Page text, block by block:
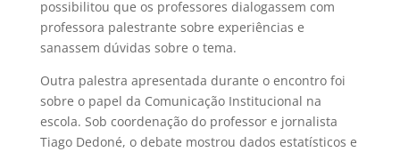
possibilitou que os professores dialogassem com
professora palestrante sobre experiências e
sanassem dúvidas sobre o tema.
Outra palestra apresentada durante o encontro foi
sobre o papel da Comunicação Institucional na
escola. Sob coordenação do professor e jornalista
Tiago Dedoné, o debate mostrou dados estatísticos e